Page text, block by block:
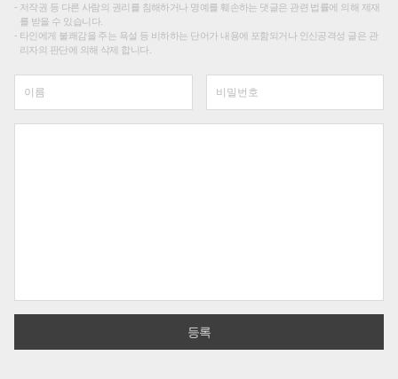
저작권 등 다른 사람의 권리를 침해하거나 명예를 훼손하는 댓글은 관련 법률에 의해 제재
를 받을 수 있습니다.
타인에게 불쾌감을 주는 욕설 등 비하하는 단어가 내용에 포함되거나 인신공격성 글은 관
리자의 판단에 의해 삭제 합니다.